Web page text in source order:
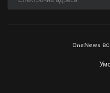
OneNews